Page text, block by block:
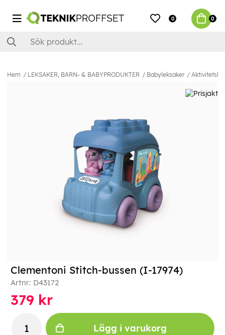
0 0
Hem LEKSAKER, BARN- & BABYPRODUKTER Babyleksaker
Clementoni Stitch-bussen (I-17974)
Artnr: D43172
379 kr
Lägg i varukorg